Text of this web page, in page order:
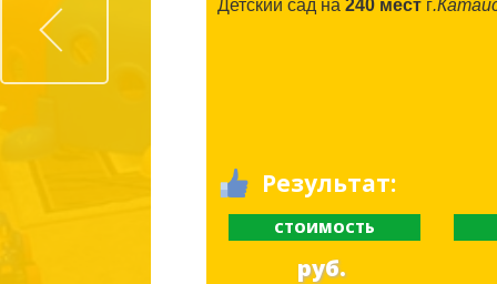
Детский сад на 240 мест г
Результат:
СТОИМОСТЬ
руб.